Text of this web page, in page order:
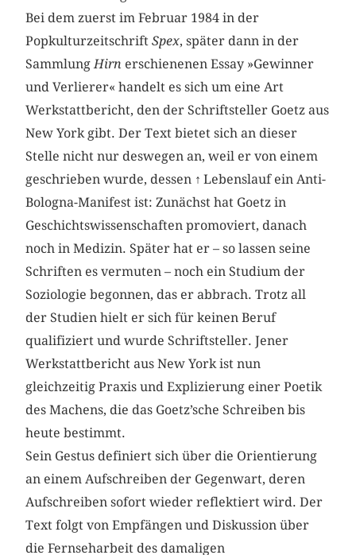
Bei dem zuerst im Februar 1984 in der
PopkulturzeitschriftSpex, später dann in der
SammlungHirn erschienenen Essay »Gewinner
und Verlierer« handelt es sich um eine Art
Werkstattbericht, den der Schriftsteller Goetz aus
New York gibt. Der Text bietet sich an dieser
Stelle nicht nur deswegen an, weil er von einem
geschrieben wurde, dessen ↑Lebenslauf ein Anti-
Bologna-Manifest ist: Zunächst hat Goetz in
Geschichtswissenschaften promoviert, danach
noch in Medizin. Später hat er – so lassen seine
Schriften es vermuten – noch ein Studium der
Soziologie begonnen, das er abbrach. Trotz all
der Studien hielt er sich für keinen Beruf
qualifiziert und wurde Schriftsteller. Jener
Werkstattbericht aus New York ist nun
gleichzeitig Praxis und Explizierung einer Poetik
des Machens, die das Goetz’sche Schreiben bis
heute bestimmt.
Sein Gestus definiert sich über die Orientierung
an einem Aufschreiben der Gegenwart, deren
Aufschreiben sofort wieder reflektiert wird. Der
Text folgt von Empfängen und Diskussion über
die Fernseharbeit des damaligen